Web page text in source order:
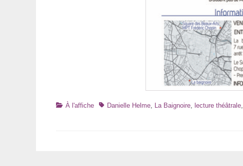
Catégories
À l'affiche TagsDanielle Helme, La Baignoire, lecture théâtrale,